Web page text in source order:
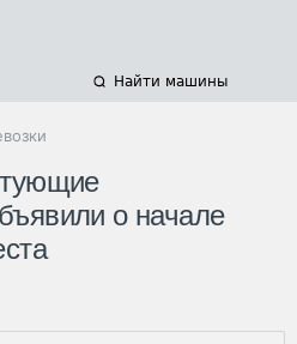
Найти машины
о начале